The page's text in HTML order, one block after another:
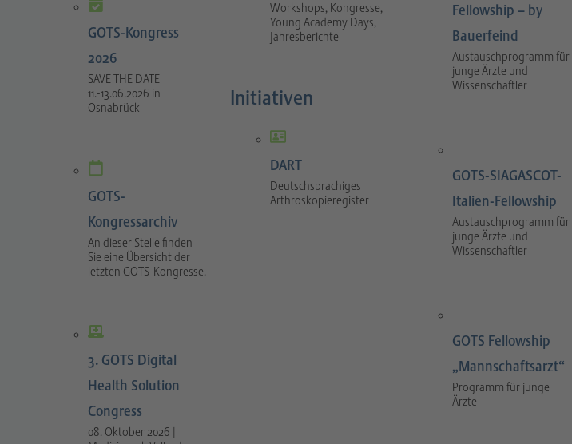
GOTS-Kongress
2026
SAVE THE DATE
11.-13.06.2026 in
Osnabrück
GOTS-
Kongressarchiv
An dieser Stelle finden
Sie eine Übersicht der
letzten GOTS-Kongresse.
3. GOTS Digital
Health Solution
Congress
08. Oktober 2026 |
Workshops, Kongresse,
Young Academy Days,
Jahresberichte
Initiativen
DART
Deutschsprachiges
Arthroskopieregister
Fellowship – by
Bauerfeind
Austauschprogramm für
junge Ärzte und
Wissenschaftler
GOTS-SIAGASCOT-
Italien-Fellowship
Austauschprogramm für
junge Ärzte und
Wissenschaftler
GOTS Fellowship
„Mannschaftsarzt“
Programm für junge
Ärzte